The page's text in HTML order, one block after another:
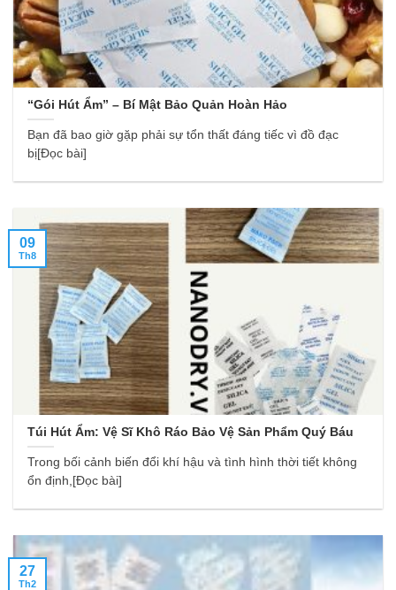
“Gói Hút Ẩm” – Bí Mật Bảo Quản Hoàn Hảo
Bạn đã bao giờ gặp phải sự tổn thất đáng tiếc vì đồ đạc
bị[Đọc bài]
Túi Hút Ẩm: Vệ Sĩ Khô Ráo Bảo Vệ Sản Phẩm Quý Báu
Trong bối cảnh biến đổi khí hậu và tình hình thời tiết không
ổn định,[Đọc bài]
09
Th8
27
Th2